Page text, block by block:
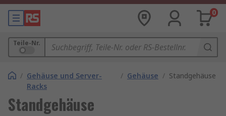
0
Teile-Nr.
/ Gehäuse und Server-
Racks
/ Gehäuse / Standgehäuse
Standgehäuse